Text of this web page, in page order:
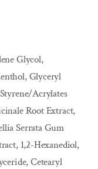
Glycol,
Glyceryl
Acrylates
Root Extract,
Serrata Gum
1,2-Hexanediol,
Cetearyl